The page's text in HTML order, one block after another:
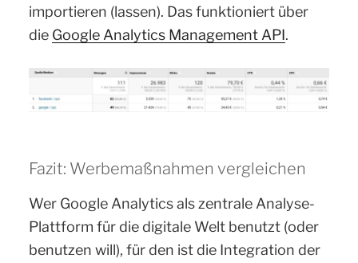
importieren (lassen). Das funktioniert über
die Google Analytics Management API.
Fazit: Werbemaßnahmen vergleichen
Wer Google Analytics als zentrale Analyse-
Plattform für die digitale Welt benutzt (oder
benutzen will), für den ist die Integration der